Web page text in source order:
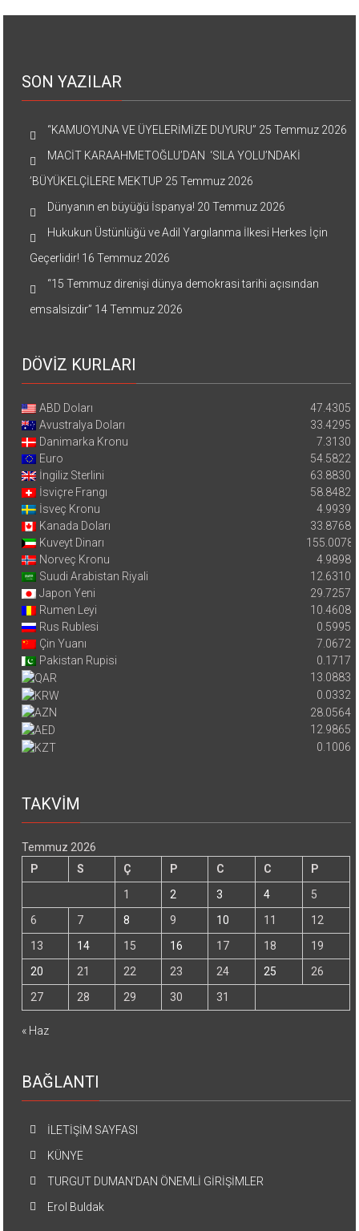
SON YAZILAR
“KAMUOYUNA VE ÜYELERİMİZE DUYURU” 25 Temmuz 2026
MACİT KARAAHMETOĞLU’DAN ‘SILA YOLU’NDAKİ
’BÜYÜKELÇİLERE MEKTUP 25 Temmuz 2026
Dünyanın en büyüğü İspanya! 20 Temmuz 2026
Hukukun Üstünlüğü ve Adil Yargılanma İlkesi Herkes İçin
Geçerlidir! 16 Temmuz 2026
“15 Temmuz direnişi dünya demokrasi tarihi açısından
emsalsizdir” 14 Temmuz 2026
DÖVİZ KURLARI
ABD Doları
47.4305
Avustralya Doları
33.4295
Danimarka Kronu
7.3130
Euro
54.5822
İngiliz Sterlini
63.8830
İsviçre Frangı
58.8482
İsveç Kronu
4.9939
Kanada Doları
33.8768
Kuveyt Dinarı
155.0078
Norveç Kronu
4.9898
Suudi Arabistan Riyali
12.6310
Japon Yeni
29.7257
Rumen Leyi
10.4608
Rus Rublesi
0.5995
Çin Yuanı
7.0672
Pakistan Rupisi
0.1717
13.0883
0.0332
28.0564
12.9865
0.1006
TAKVİM
Temmuz 2026
P
S Ç P C C
P
1
2 3 4
5
6
7 8 9 10 11
12
13
14 15 16 17 18
19
20
21 22 23 24 25
26
27
28 29 30 31
« Haz
BAĞLANTI
İLETİŞİM SAYFASI
KÜNYE
TURGUT DUMAN’DAN ÖNEMLİ GİRİŞİMLER
Erol Buldak